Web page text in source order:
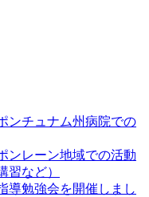
ンチュナム州病院での
ンレーン地域での活動
習など）
導勉強会を開催しまし